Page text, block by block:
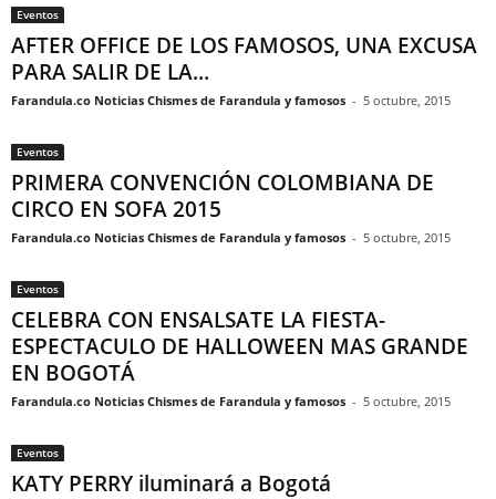
Eventos
AFTER OFFICE DE LOS FAMOSOS, UNA EXCUSA
PARA SALIR DE LA...
Farandula.co Noticias Chismes de Farandula y famosos - 5 octubre, 2015
Eventos
PRIMERA CONVENCIÓN COLOMBIANA DE
CIRCO EN SOFA 2015
Farandula.co Noticias Chismes de Farandula y famosos - 5 octubre, 2015
Eventos
CELEBRA CON ENSALSATE LA FIESTA-
ESPECTACULO DE HALLOWEEN MAS GRANDE
EN BOGOTÁ
Farandula.co Noticias Chismes de Farandula y famosos - 5 octubre, 2015
Eventos
KATY PERRY iluminará a Bogotá